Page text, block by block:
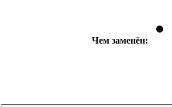
Чем заменён: